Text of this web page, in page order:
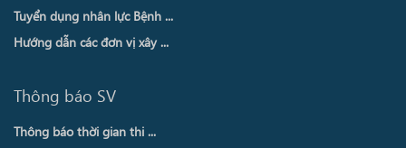
Tuyển dụng nhân lực Bệnh ...
Hướng dẫn các đơn vị xây ...
Thông báo SV
Thông báo thời gian thi ...